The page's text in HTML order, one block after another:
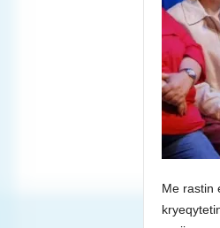
Me rastin